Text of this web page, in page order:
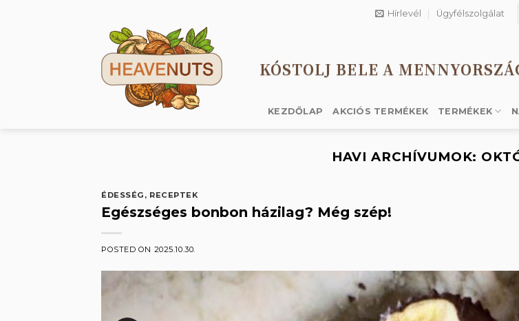
Hírlevél Ügyfélszolgálat
KÓSTOLJ BELE A
KEZDŐLAP AKCIÓS TERMÉKEK TERMÉKEK
HAVI ARCHÍVUMOK:
ÉDESSÉG , RECEPTEK
Egészséges bonbon házilag? Még szép!
POSTED ON 2025.10.30.